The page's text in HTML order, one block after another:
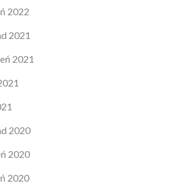
2022
2021
2021
2020
2020
2020